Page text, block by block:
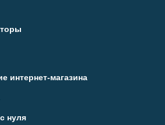
интернет-магазина
нуля